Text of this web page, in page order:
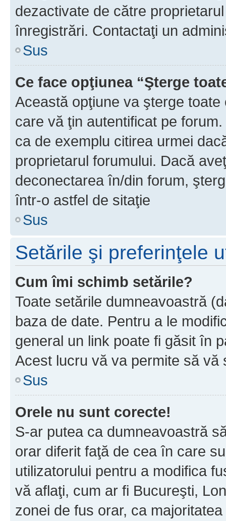
dezactivate de către
înregistrări. Contactaţi un
Sus
Ce face opţiunea “Şterge
Această opţiune va şterge
care vă ţin autentificat pe
ca de exemplu citirea urmei
proprietarul forumului. Dacă
deconectarea în/din forum,
într-o astfel de sitaţie
Sus
Setările şi preferinţele
Cum îmi schimb setările?
Toate setările dumneavoastră
baza de date. Pentru a le
general un link poate fi găsit în
Acest lucru vă va permite să vă
Sus
Orele nu sunt corecte!
S-ar putea ca dumneavoastră
orar diferit faţă de cea în care
utilizatorului pentru a modifica
vă aflaţi, cum ar fi Bucureşti,
zonei de fus orar, ca